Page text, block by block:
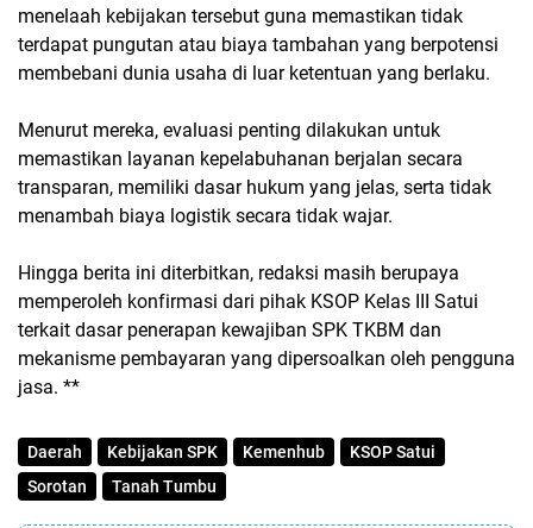
menelaah kebijakan tersebut guna memastikan tidak
terdapat pungutan atau biaya tambahan yang berpotensi
membebani dunia usaha di luar ketentuan yang berlaku.
Menurut mereka, evaluasi penting dilakukan untuk
memastikan layanan kepelabuhanan berjalan secara
transparan, memiliki dasar hukum yang jelas, serta tidak
menambah biaya logistik secara tidak wajar.
Hingga berita ini diterbitkan, redaksi masih berupaya
memperoleh konfirmasi dari pihak KSOP Kelas III Satui
terkait dasar penerapan kewajiban SPK TKBM dan
mekanisme pembayaran yang dipersoalkan oleh pengguna
jasa. **
Daerah Kebijakan SPK Kemenhub
KSOP Satui
Sorotan
Tanah Tumbu